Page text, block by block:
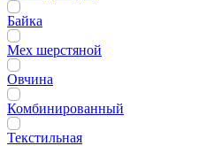
Байка
Мех шерстяной
Овчина
Комбинированный
Текстильная